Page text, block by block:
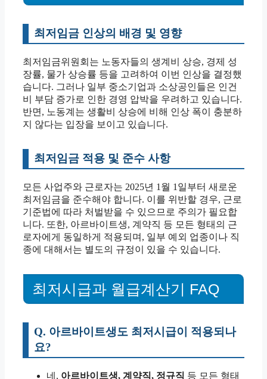
최저임금 인상의 배경 및 영향
최저임금위원회는 노동자들의 생계비 상승, 경제 성
장률, 물가 상승률 등을 고려하여 이번 인상을 결정했
습니다. 그러나 일부 중소기업과 소상공인들은 인건
비 부담 증가로 인한 경영 압박을 우려하고 있습니다.
반면, 노동계는 생활비 상승에 비해 인상 폭이 충분하
지 않다는 입장을 보이고 있습니다.
최저임금 적용 및 준수 사항
모든 사업주와 근로자는 2025년 1월 1일부터 새로운
최저임금을 준수해야 합니다. 이를 위반할 경우, 근로
기준법에 따라 처벌받을 수 있으므로 주의가 필요합
니다. 또한, 아르바이트생, 계약직 등 모든 형태의 근
로자에게 동일하게 적용되며, 일부 예외 업종이나 직
종에 대해서는 별도의 규정이 있을 수 있습니다.
최저시급과 월급계산기 FAQ
Q. 아르바이트생도 최저시급이 적용되나
요?
네, 아르바이트생, 계약직, 정규직 등 모든 형태